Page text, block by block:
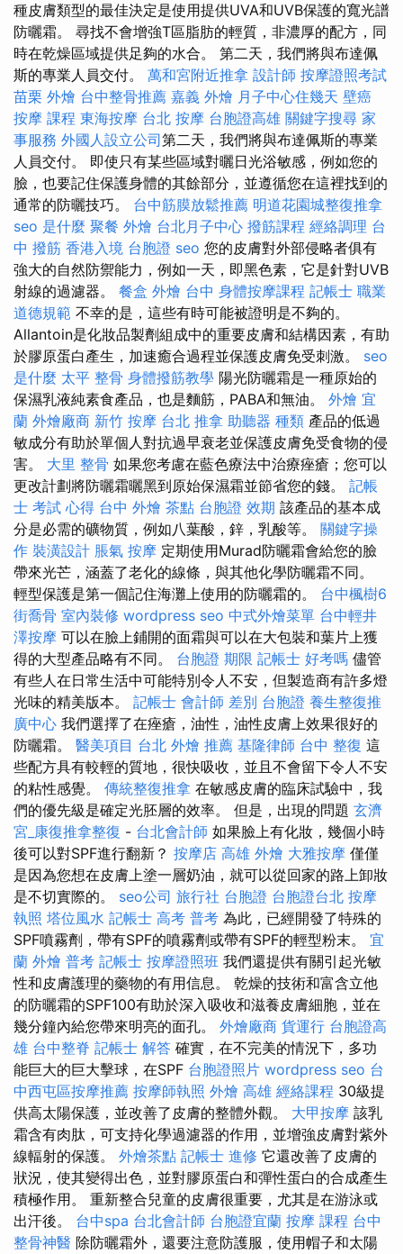
種皮膚類型的最佳決定是使用提供UVA和UVB保護的寬光譜
防曬霜。 尋找不會增強T區脂肪的輕質，非濃厚的配方，同
時在乾燥區域提供足夠的水合。 第二天，我們將與布達佩
斯的專業人員交付。 萬和宮附近推拿 設計師 按摩證照考試
苗栗 外燴 台中整骨推薦 嘉義 外燴 月子中心住幾天 壁癌
按摩 課程 東海按摩 台北 按摩 台胞證高雄 關鍵字搜尋 家
事服務 外國人設立公司第二天，我們將與布達佩斯的專業
人員交付。 即使只有某些區域對曬日光浴敏感，例如您的
臉，也要記住保護身體的其餘部分，並遵循您在這裡找到的
通常的防曬技巧。 台中筋膜放鬆推薦 明道花園城整復推拿
seo 是什麼 聚餐 外燴 台北月子中心 撥筋課程 經絡調理 台
中 撥筋 香港入境 台胞證 seo 您的皮膚對外部侵略者俱有
強大的自然防禦能力，例如一天，即黑色素，它是針對UVB
射線的過濾器。 餐盒 外燴 台中 身體按摩課程 記帳士 職業
道德規範 不幸的是，這些有時可能被證明是不夠的。
Allantoin是化妝品製劑組成中的重要皮膚和結構因素，有助
於膠原蛋白產生，加速癒合過程並保護皮膚免受刺激。 seo
是什麼 太平 整骨 身體撥筋教學 陽光防曬霜是一種原始的
保濕乳液純素食產品，也是麵筋，PABA和無油。 外燴 宜
蘭 外燴廠商 新竹 按摩 台北 推拿 助聽器 種類 產品的低過
敏成分有助於單個人對抗過早衰老並保護皮膚免受食物的侵
害。 大里 整骨 如果您考慮在藍色療法中治療痤瘡；您可以
更改計劃將防曬霜曬黑到原始保濕霜並節省您的錢。 記帳
士 考試 心得 台中 外燴 茶點 台胞證 效期 該產品的基本成
分是必需的礦物質，例如八葉酸，鋅，乳酸等。 關鍵字操
作 裝潢設計 脹氣 按摩 定期使用Murad防曬霜會給您的臉
帶來光芒，涵蓋了老化的線條，與其他化學防曬霜不同。
輕型保護是第一個記住海灘上使用的防曬霜的。 台中楓樹6
街喬骨 室內裝修 wordpress seo 中式外燴菜單 台中輕井
澤按摩 可以在臉上鋪開的面霜與可以在大包裝和葉片上獲
得的大型產品略有不同。 台胞證 期限 記帳士 好考嗎 儘管
有些人在日常生活中可能特別令人不安，但製造商有許多燈
光味的精美版本。 記帳士 會計師 差別 台胞證 養生整復推
廣中心 我們選擇了在痤瘡，油性，油性皮膚上效果很好的
防曬霜。 醫美項目 台北 外燴 推薦 基隆律師 台中 整復 這
些配方具有較輕的質地，很快吸收，並且不會留下令人不安
的粘性感覺。 傳統整復推拿 在敏感皮膚的臨床試驗中，我
們的優先級是確定光胚層的效率。 但是，出現的問題 玄濟
宮_康復推拿整復 - 台北會計師 如果臉上有化妝，幾個小時
後可以對SPF進行翻新？ 按摩店 高雄 外燴 大雅按摩 僅僅
是因為您想在皮膚上塗一層奶油，就可以從回家的路上卸妝
是不切實際的。 seo公司 旅行社 台胞證 台胞證台北 按摩
執照 塔位風水 記帳士 高考 普考 為此，已經開發了特殊的
SPF噴霧劑，帶有SPF的噴霧劑或帶有SPF的輕型粉末。 宜
蘭 外燴 普考 記帳士 按摩證照班 我們還提供有關引起光敏
性和皮膚護理的藥物的有用信息。 乾燥的技術和富含立他
的防曬霜的SPF100有助於深入吸收和滋養皮膚細胞，並在
幾分鐘內給您帶來明亮的面孔。 外燴廠商 貨運行 台胞證高
雄 台中整脊 記帳士 解答 確實，在不完美的情況下，多功
能巨大的巨大擊球，在SPF 台胞證照片 wordpress seo 台
中西屯區按摩推薦 按摩師執照 外燴 高雄 經絡課程 30級提
供高太陽保護，並改善了皮膚的整體外觀。 大甲按摩 該乳
霜含有肉肽，可支持化學過濾器的作用，並增強皮膚對紫外
線輻射的保護。 外燴茶點 記帳士 進修 它還改善了皮膚的
狀況，使其變得出色，並對膠原蛋白和彈性蛋白的合成產生
積極作用。 重新整合兒童的皮膚很重要，尤其是在游泳或
出汗後。 台中spa 台北會計師 台胞證宜蘭 按摩 課程 台中
整骨神醫 除防曬霜外，還要注意防護服，使用帽子和太陽